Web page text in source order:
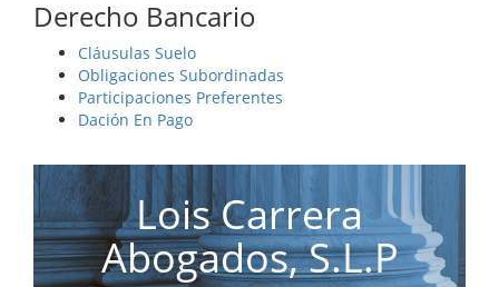
Derecho Bancario
Cláusulas Suelo
Obligaciones Subordinadas
Participaciones Preferentes
Dación En Pago
Lois Carrera
Abogados, S.L.P